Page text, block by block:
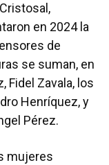
en 2024 la
de
se suman, en
Fidel Zavala, los
Henríquez, y
Pérez.
mujeres